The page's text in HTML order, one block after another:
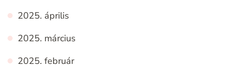
2025. április
2025. március
2025. február